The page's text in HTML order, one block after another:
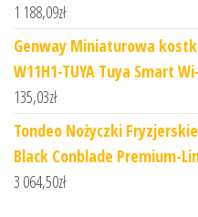
1 188,09zł
Genway Miniaturowa
W11H1-TUYA Tuya Smart
135,03zł
Tondeo Nożyczki
Black Conblade Premium-
3 064,50zł